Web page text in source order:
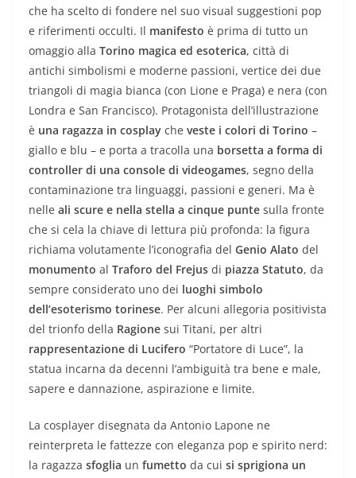
che ha scelto di fondere nel suo visual suggestioni pop
e riferimenti occulti. Il manifesto è prima di tutto un
omaggio alla Torino magica ed esoterica, città di
antichi simbolismi e moderne passioni, vertice dei due
triangoli di magia bianca (con Lione e Praga) e nera (con
Londra e San Francisco). Protagonista dell’illustrazione
è una ragazza in cosplay che veste i colori di Torino –
giallo e blu – e porta a tracolla una borsetta a forma di
controller di una console di videogames, segno della
contaminazione tra linguaggi, passioni e generi. Ma è
nelle ali scure e nella stella a cinque punte sulla fronte
che si cela la chiave di lettura più profonda: la figura
richiama volutamente l’iconografia del Genio Alato del
monumento al Traforo del Frejus di piazza Statuto, da
sempre considerato uno dei luoghi simbolo
dell’esoterismo torinese. Per alcuni allegoria positivista
del trionfo della Ragione sui Titani, per altri
rappresentazione di Lucifero “Portatore di Luce”, la
statua incarna da decenni l’ambiguità tra bene e male,
sapere e dannazione, aspirazione e limite.
La cosplayer disegnata da Antonio Lapone ne
reinterpreta le fattezze con eleganza pop e spirito nerd:
la ragazza sfoglia un fumetto da cui si sprigiona un